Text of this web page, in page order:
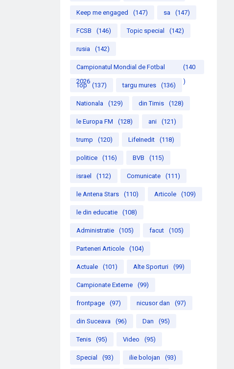
Keep me engaged (147) sa (147)
FCSB (146) Topic special (142)
rusia (142)
Campionatul Mondial de Fotbal
2026
(140
)
Top (137) targu mures (136)
Nationala (129) din Timis (128)
le Europa FM (128) ani (121)
trump (120) LifeInedit (118)
politice (116) BVB (115)
israel (112) Comunicate (111)
le Antena Stars (110) Articole (109)
le din educatie (108)
Administratie (105) facut (105)
Parteneri Articole (104)
Actuale (101) Alte Sporturi (99)
Campionate Externe (99)
frontpage (97) nicusor dan (97)
din Suceava (96) Dan (95)
Tenis (95) Video (95)
Special (93) ilie bolojan (93)